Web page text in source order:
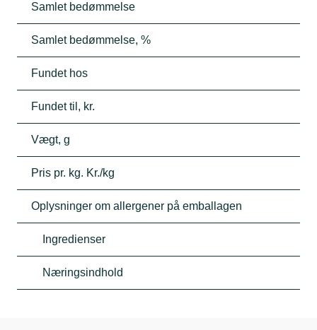
Samlet bedømmelse
Samlet bedømmelse, %
Fundet hos
Fundet til, kr.
Vægt, g
Pris pr. kg. Kr./kg
Oplysninger om allergener på emballagen
Ingredienser
Næringsindhold